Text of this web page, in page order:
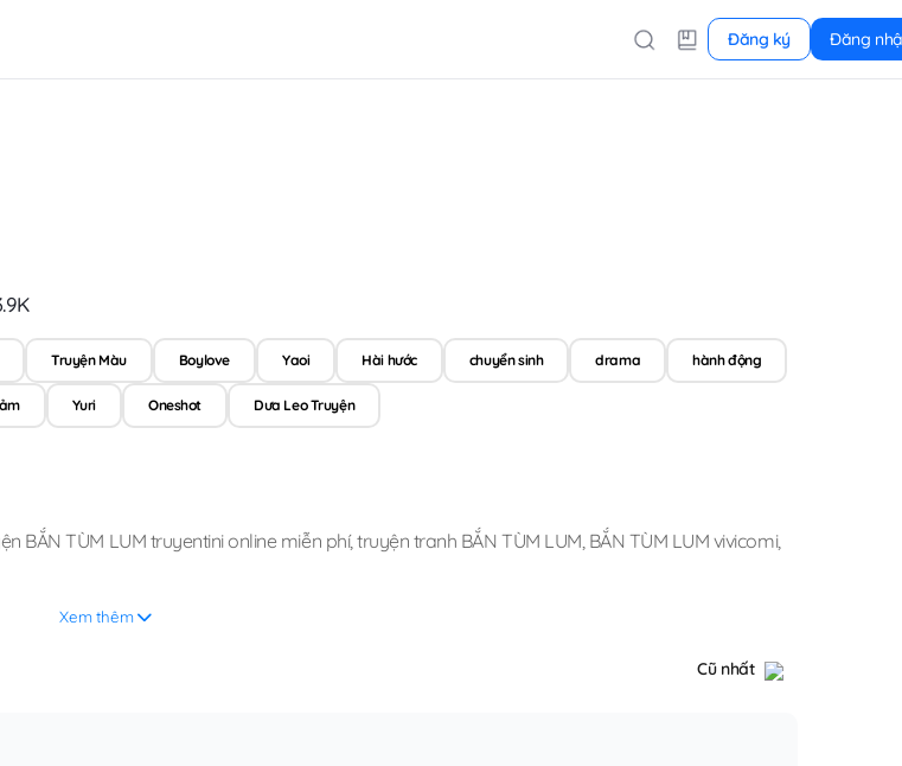
Đăng ký Đăng
Truyện Màu Boylove Yaoi Hài hước chuyển sinh drama hành động
Yuri Oneshot Dưa Leo Truyện
BẮN TÙM LUM truyentini online miễn phí,truyện tranh BẮN TÙM LUM, BẮN TÙM LUM vivicomi,
Xem thêm
Cũ nhất